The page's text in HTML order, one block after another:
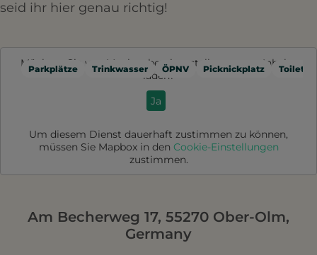
seid ihr hier genau richtig!
Parkplätze Trinkwasser ÖPNV Picknickplatz
Möchten Sie von Mapbox
bereitgestellte externe Inhalte
laden?
Ja
Um diesem Dienst dauerhaft zustimmen zu können,
müssen Sie Mapboxin den Cookie-Einstellungen
zustimmen.
Am Becherweg 17, 55270 Ober-Olm,
Germany